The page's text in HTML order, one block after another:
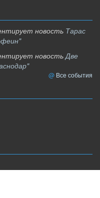
новость Тарас
новостьДве
Все события